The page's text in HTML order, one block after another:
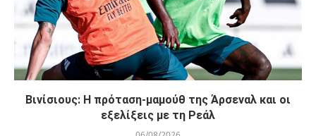
Βινίσιους: Η πρόταση-μαμούθ της Άρσεναλ και οι
εξελίξεις με τη Ρεάλ